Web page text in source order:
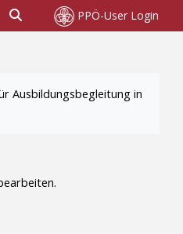
Sucheingabe umschalten
PPÖ-User Login
Ausbildungsbegleitung in